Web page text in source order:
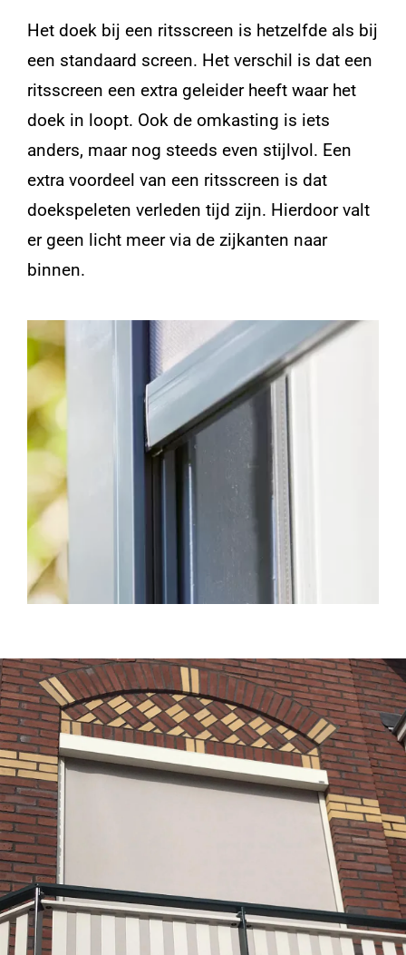
Het doek bij een ritsscreen is hetzelfde als bij
een standaard screen. Het verschil is dat een
ritsscreen een extra geleider heeft waar het
doek in loopt. Ook de omkasting is iets
anders, maar nog steeds even stijlvol. Een
extra voordeel van een ritsscreen is dat
doekspeleten verleden tijd zijn. Hierdoor valt
er geen licht meer via de zijkanten naar
binnen.